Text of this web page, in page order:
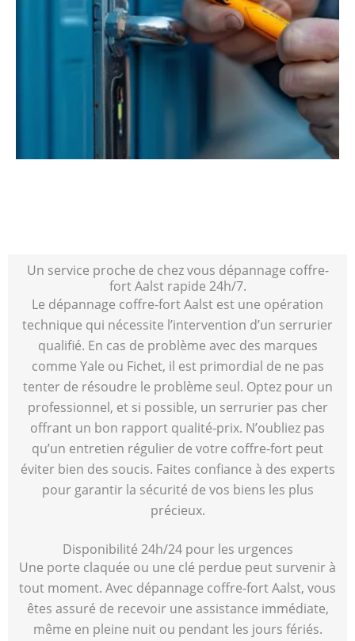
Un service proche de chez vous dépannage coffre-
fort Aalst rapide 24h/7.
Le dépannage coffre-fort Aalst est une opération
technique qui nécessite l’intervention d’un serrurier
qualifié. En cas de problème avec des marques
comme Yale ou Fichet, il est primordial de ne pas
tenter de résoudre le problème seul. Optez pour un
professionnel, et si possible, un serrurier pas cher
offrant un bon rapport qualité-prix. N’oubliez pas
qu’un entretien régulier de votre coffre-fort peut
éviter bien des soucis. Faites confiance à des experts
pour garantir la sécurité de vos biens les plus
précieux.
Disponibilité 24h/24 pour les urgences
Une porte claquée ou une clé perdue peut survenir à
tout moment. Avec dépannage coffre-fort Aalst, vous
êtes assuré de recevoir une assistance immédiate,
même en pleine nuit ou pendant les jours fériés.